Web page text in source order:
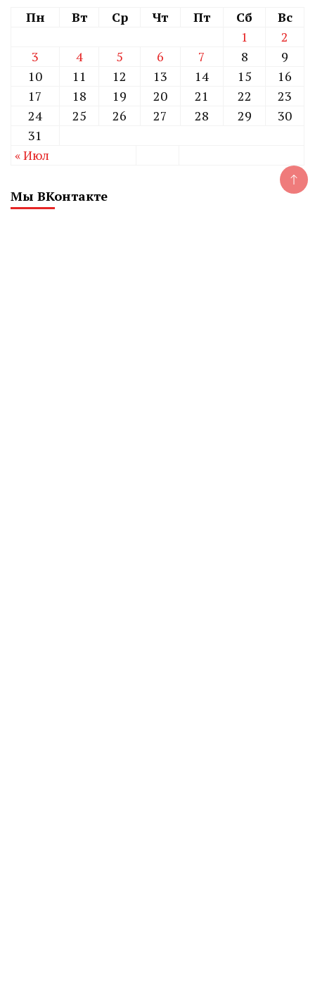
Пн
Вт Ср Чт Пт Сб
Вс
1
2
3
4 5 6 7 8
9
10
11 12 13 14 15
16
17
18 19 20 21 22
23
24
25 26 27 28 29
30
31
« Июл
Мы ВКонтакте